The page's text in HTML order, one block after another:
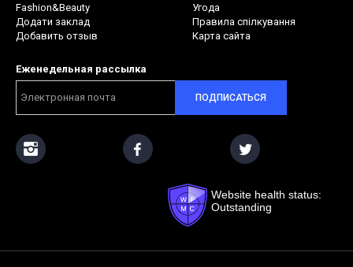
Fashion&Beauty
Додати заклад
Добавить отзыв
Угода
Правила спілкування
Карта сайта
Еженедельная рассылка
ПОДПИСАТЬСЯ
Website health status:
Outstanding